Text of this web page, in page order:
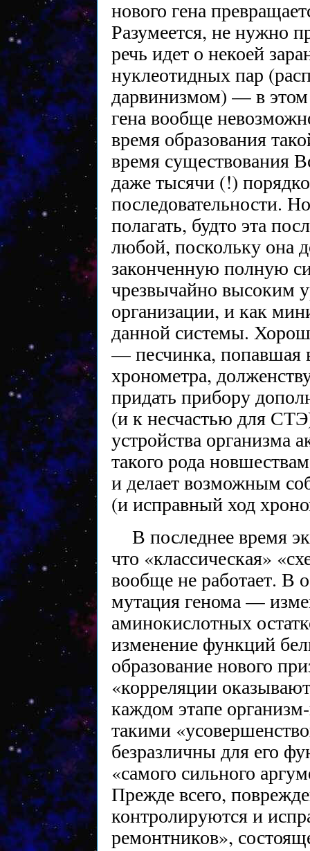
нового гена
Разумеется, не нужно
речь идет о некоей
нуклеотидных пар
дарвинизмом) — в этом
гена вообще
время образования
время существования
даже тысячи (!)
последовательности.
полагать, будто эта
любой, поскольку она
законченную полную
чрезвычайно высоким
организации, и как
данной системы.
— песчинка, попавшая
хронометра,
придать прибору
(и к несчастью для
устройства организма
такого рода
и делает возможным
(и исправный ход
В последнее время
что «классическая»
вообще не работает. В
мутация генома —
аминокислотных
изменение функций
образование нового
«корреляции
каждом этапе
такими
безразличны для его
«самого сильного
Прежде всего,
контролируются и
ремонтников»,